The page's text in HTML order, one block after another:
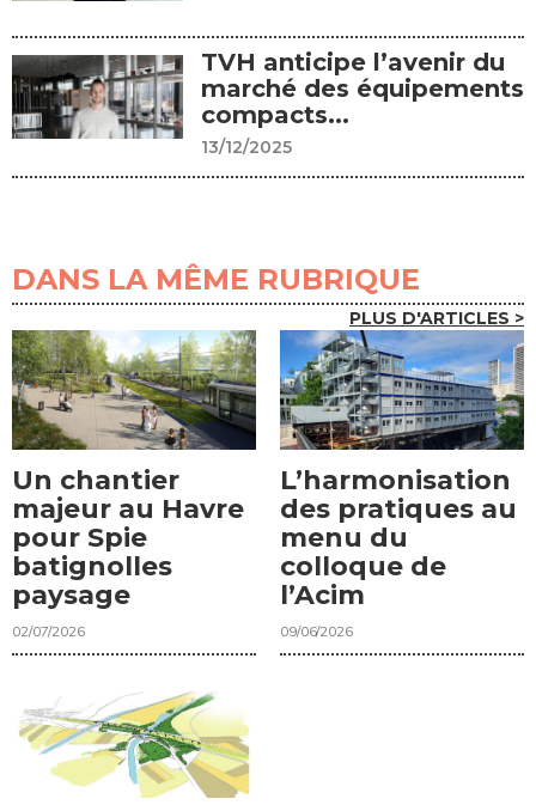
TVH anticipe l’avenir du
marché des équipements
compacts...
13/12/2025
DANS LA MÊME RUBRIQUE
PLUS D'ARTICLES >
Un chantier
majeur au Havre
pour Spie
batignolles
paysage
02/07/2026
L’harmonisation
des pratiques au
menu du
colloque de
l’Acim
09/06/2026